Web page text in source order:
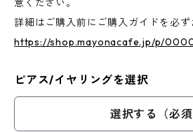
意ください。
詳細はご購入前にご購入ガイドを必ず
https://shop.mayonacafe.jp/p/
ピアス/イヤリングを選択
選択する（必須